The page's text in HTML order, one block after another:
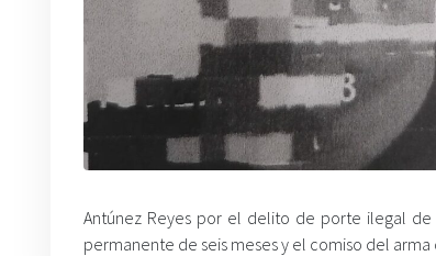
Antúnez Reyes por el delito de porte ilegal
permanente de seis meses y el comiso del arma